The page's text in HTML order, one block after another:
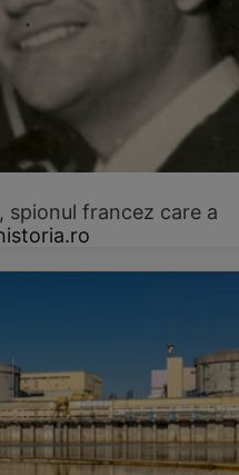
spionul francez care a